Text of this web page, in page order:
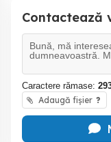
Contactează
Caractere rămase:
Adaugă fișier ?